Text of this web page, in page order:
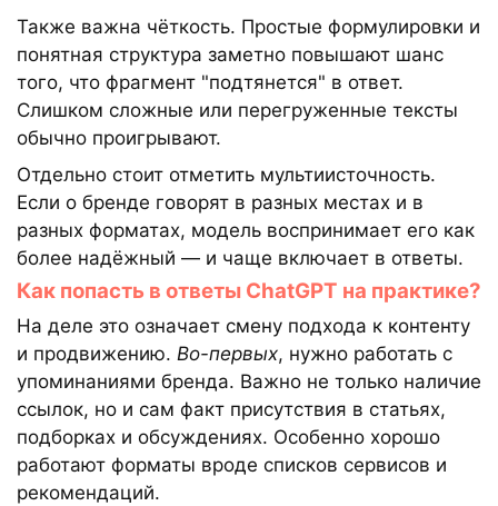
Также важна чёткость. Простые формулировки и
понятная структура заметно повышают шанс
того, что фрагмент "подтянется" в ответ.
Слишком сложные или перегруженные тексты
обычно проигрывают.
Отдельно стоит отметить мультиисточность.
Если о бренде говорят в разных местах и в
разных форматах, модель воспринимает его как
более надёжный — и чаще включает в ответы.
Как попасть в ответы ChatGPT на практике?
На деле это означает смену подхода к контенту
и продвижению. Во-первых, нужно работать с
упоминаниями бренда. Важно не только наличие
ссылок, но и сам факт присутствия в статьях,
подборках и обсуждениях. Особенно хорошо
работают форматы вроде списков сервисов и
рекомендаций.